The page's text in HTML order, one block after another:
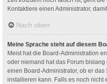
Kontaktiere einen Administrator,
Nach oben
Meine Sprache steht auf diesem
Meist hat die Board-Administration
oder niemand hat das Forum
einen Board-Administrator, ob er das
installieren kann. Falls es noch nicht